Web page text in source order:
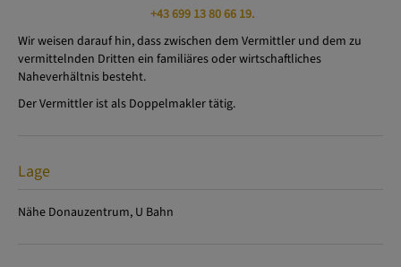
+43 699 13 80 66 19.
Wir weisen darauf hin, dass zwischen dem Vermittler und dem zu
vermittelnden Dritten ein familiäres oder wirtschaftliches
Naheverhältnis besteht.
Der Vermittler ist als Doppelmakler tätig.
Lage
Nähe Donauzentrum, U Bahn